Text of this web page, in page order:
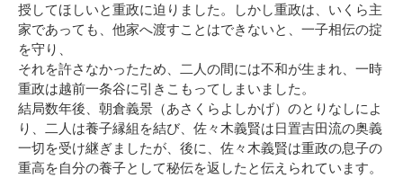
授してほしいと重政に迫りました。しかし重政は、いくら主
家であっても、他家へ渡すことはできないと、一子相伝の掟
を守り、
それを許さなかったため、二人の間には不和が生まれ、一時
重政は越前一条谷に引きこもってしまいました。
結局数年後、朝倉義景（あさくらよしかげ）のとりなしによ
り、二人は養子縁組を結び、佐々木義賢は日置吉田流の奥義
一切を受け継ぎましたが、後に、佐々木義賢は重政の息子の
重高を自分の養子として秘伝を返したと伝えられています。